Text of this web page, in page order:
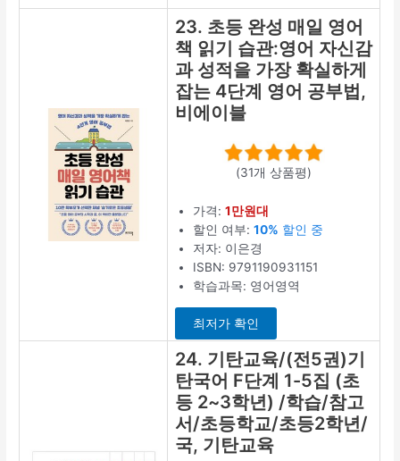
23. 초등 완성 매일 영어
책 읽기 습관:영어 자신감
과 성적을 가장 확실하게
잡는 4단계 영어 공부법,
비에이블
(31개 상품평)
가격:1만원대
할인 여부:10% 할인 중
저자: 이은경
ISBN: 9791190931151
학습과목: 영어영역
최저가 확인
24. 기탄교육/(전5권)기
탄국어 F단계 1-5집 (초
등 2~3학년) /학습/참고
서/초등학교/초등2학년/
국, 기탄교육